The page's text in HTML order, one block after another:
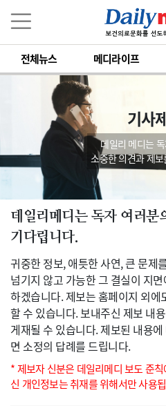
전체뉴스 메디라이프
기사
데일리 메디는
소중한 의견과 제
데일리메디는 독자 여러분
기다립니다.
귀중한 정보, 애틋한 사연, 큰 문제
넘기지 않고 가능한 그 결실이 지
하겠습니다. 제보는 홈페이지 외에
할 수 있습니다. 보내주신 제보 내
게재될 수 있습니다. 제보된 내용
면 소정의 답례를 드립니다.
* 제보자 신분은 데일리메디 보도 준
신 개인정보는 취재를 위해서만 사용